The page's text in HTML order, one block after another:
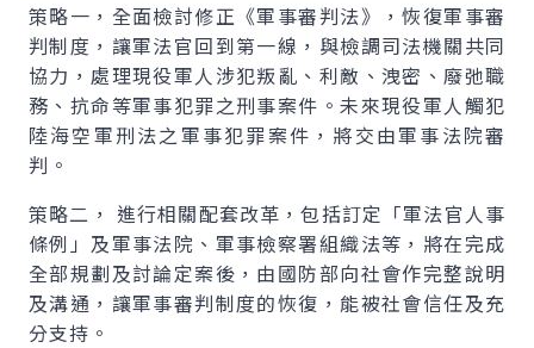
策略一，全面檢討修正《軍事審判法》，恢復軍事審
判制度，讓軍法官回到第一線，與檢調司法機關共同
協力，處理現役軍人涉犯叛亂、利敵、洩密、廢弛職
務、抗命等軍事犯罪之刑事案件。未來現役軍人觸犯
陸海空軍刑法之軍事犯罪案件，將交由軍事法院審
判。
策略二， 進行相關配套改革，包括訂定「軍法官人事
條例」及軍事法院、軍事檢察署組織法等，將在完成
全部規劃及討論定案後，由國防部向社會作完整說明
及溝通，讓軍事審判制度的恢復，能被社會信任及充
分支持。